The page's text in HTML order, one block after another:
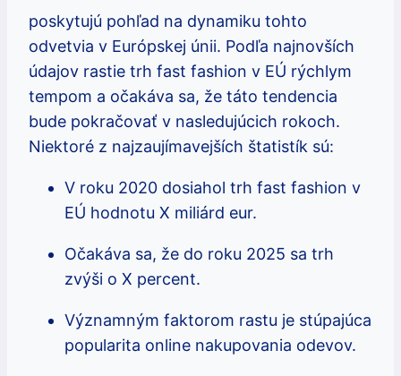
poskytujú pohľad na dynamiku tohto
odvetvia v Európskej únii. Podľa najnovších
údajov rastie trh fast fashion v EÚ rýchlym
tempom a očakáva sa, že táto tendencia
bude pokračovať v nasledujúcich rokoch.
Niektoré z najzaujímavejších štatistík sú:
V roku 2020 dosiahol trh fast fashion v
EÚ hodnotu X miliárd eur.
Očakáva sa, že do roku 2025 sa trh
zvýši o X percent.
Významným faktorom rastu je stúpajúca
popularita online nakupovania odevov.